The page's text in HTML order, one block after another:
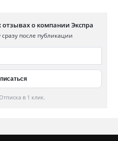
о компании Экспра
после публикации
в 1 клик.